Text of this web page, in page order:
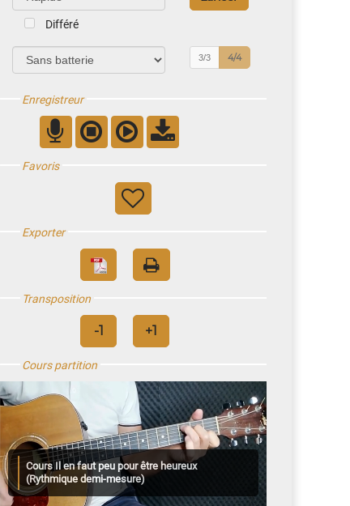
Différé
3/3 4/4
Enregistreur
Favoris
Exporter
Transposition
Cours partition
Cours Il en faut peu pour être heureux
(Rythmique demi-mesure)